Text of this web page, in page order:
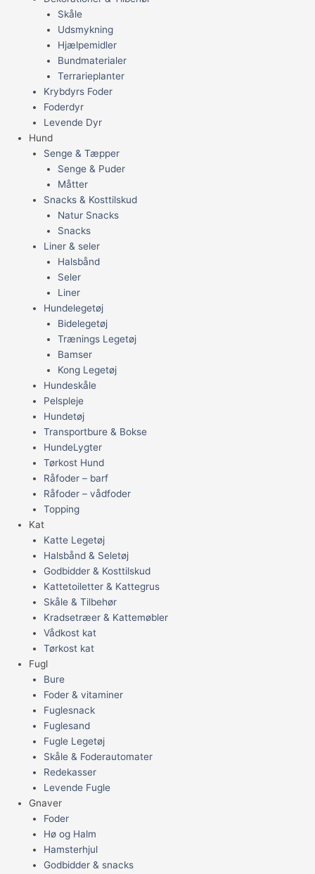
Skåle
Udsmykning
Hjælpemidler
Bundmaterialer
Terrarieplanter
Krybdyrs Foder
Foderdyr
Levende Dyr
Hund
Senge & Tæpper
Senge & Puder
Måtter
Snacks & Kosttilskud
Natur Snacks
Snacks
Liner & seler
Halsbånd
Seler
Liner
Hundelegetøj
Bidelegetøj
Trænings Legetøj
Bamser
Kong Legetøj
Hundeskåle
Pelspleje
Hundetøj
Transportbure & Bokse
HundeLygter
Tørkost Hund
Råfoder – barf
Råfoder – vådfoder
Topping
Kat
Katte Legetøj
Halsbånd & Seletøj
Godbidder & Kosttilskud
Kattetoiletter & Kattegrus
Skåle & Tilbehør
Kradsetræer & Kattemøbler
Vådkost kat
Tørkost kat
Fugl
Bure
Foder & vitaminer
Fuglesnack
Fuglesand
Fugle Legetøj
Skåle & Foderautomater
Redekasser
Levende Fugle
Gnaver
Foder
Hø og Halm
Hamsterhjul
Godbidder & snacks